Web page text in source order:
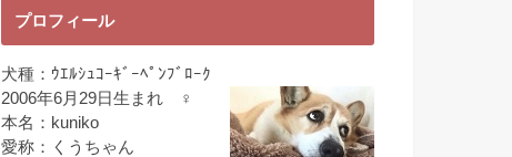
プロフィール
犬種：ｳｴﾙｼｭｺｰｷﾞｰﾍﾟﾝﾌﾞﾛｰｸ
2006年6月29日生まれ ♀
本名：kuniko
愛称：くうちゃん